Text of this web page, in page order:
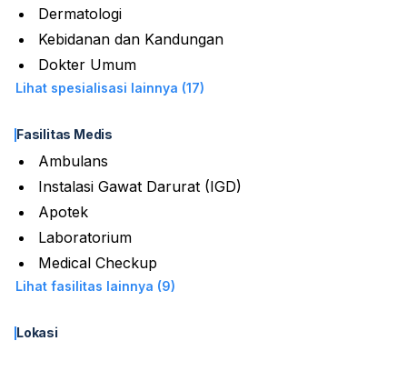
Dermatologi
Kebidanan dan Kandungan
Dokter Umum
Lihat spesialisasi lainnya (17)
Fasilitas Medis
Ambulans
Instalasi Gawat Darurat (IGD)
Apotek
Laboratorium
Medical Checkup
Lihat fasilitas lainnya (9)
Lokasi